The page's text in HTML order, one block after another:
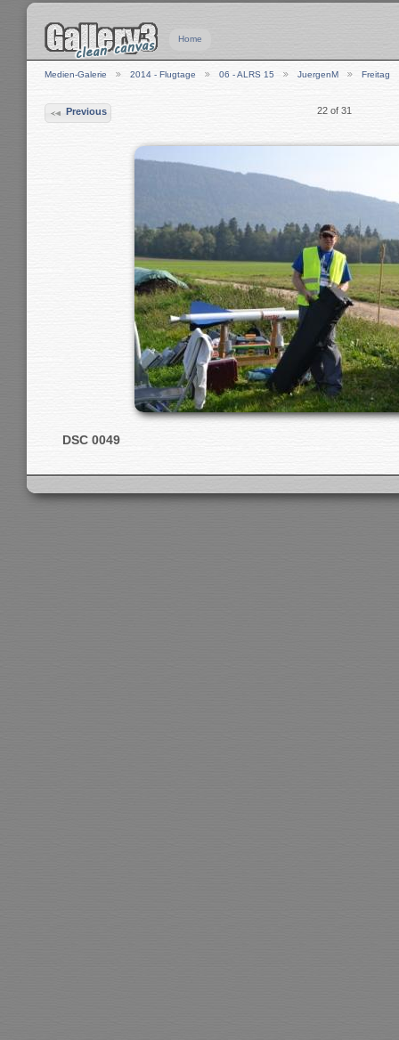
Home
Medien-Galerie 2014 - Flugtage 06 - ALRS 15 JuergenM Freitag
Previous 22 of 31
DSC 0049